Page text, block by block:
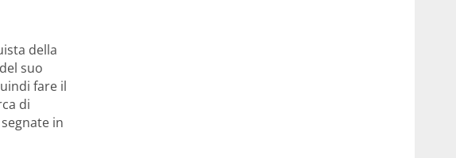
della
suo
fare il
di
in